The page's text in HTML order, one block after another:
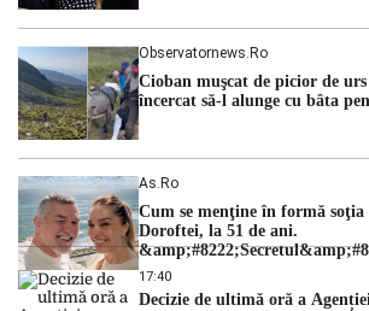
Observatornews.ro
Cioban muşcat de picior de
încercat să-l alunge cu bâta
As.ro
Cum se menţine în formă
Doroftei, la 51 de ani.
dezvăluit
17:40
Decizie de ultimă oră a